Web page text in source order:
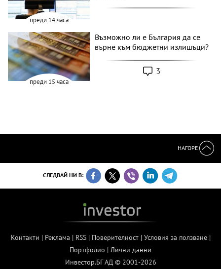
преди 14 часа
преди 15 часа
Възможно ли е България да се
върне към бюджетни излишъци?
3
НАГОРЕ
СЛЕДВАЙ НИ В:
Контакти | Реклама | RSS| Поверителност| Условия за ползване|
Портфолио | Лични данни
Инвестор.БГ АД © 2001-2026